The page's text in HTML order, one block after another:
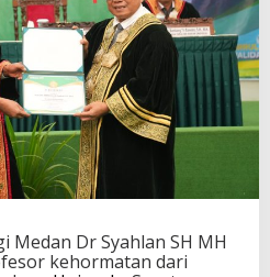
Medan Dr Syahlan SH MH
kehormatan dari